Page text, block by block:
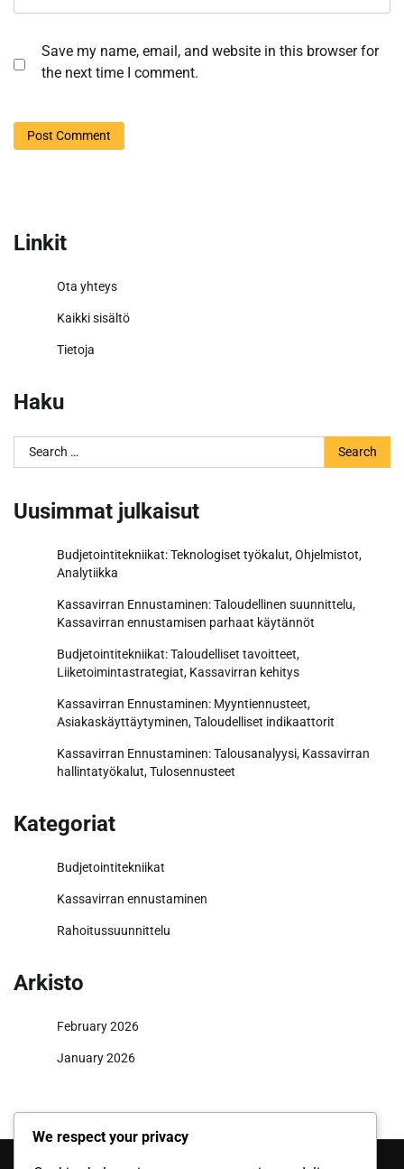
Save my name, email, and website in this browser for
the next time I comment.
Linkit
Ota yhteys
Kaikki sisältö
Tietoja
Haku
Search
for:
Uusimmat julkaisut
Budjetointitekniikat: Teknologiset työkalut, Ohjelmistot,
Analytiikka
Kassavirran Ennustaminen: Taloudellinen suunnittelu,
Kassavirran ennustamisen parhaat käytännöt
Budjetointitekniikat: Taloudelliset tavoitteet,
Liiketoimintastrategiat, Kassavirran kehitys
Kassavirran Ennustaminen: Myyntiennusteet,
Asiakaskäyttäytyminen, Taloudelliset indikaattorit
Kassavirran Ennustaminen: Talousanalyysi, Kassavirran
hallintatyökalut, Tulosennusteet
Kategoriat
Budjetointitekniikat
Kassavirran ennustaminen
Rahoitussuunnittelu
Arkisto
February 2026
January 2026
We respect your privacy